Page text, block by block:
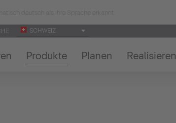
SCHWEIZ
Produkte Planen Realisieren